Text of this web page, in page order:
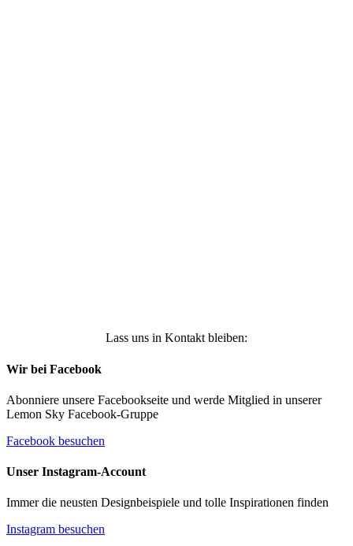
Lass uns in Kontakt bleiben:
Wir bei Facebook
Abonniere unsere Facebookseite und werde Mitglied in unserer
Lemon Sky Facebook-Gruppe
Facebook besuchen
Unser Instagram-Account
Immer die neusten Designbeispiele und tolle Inspirationen finden
Instagram besuchen